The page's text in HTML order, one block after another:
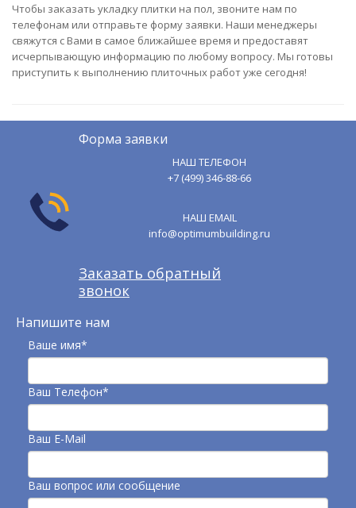
Чтобы заказать укладку плитки на пол, звоните нам по
телефонам или отправьте форму заявки. Наши менеджеры
свяжутся с Вами в самое ближайшее время и предоставят
исчерпывающую информацию по любому вопросу. Мы готовы
приступить к выполнению плиточных работ уже сегодня!
Форма заявки
НАШ ТЕЛЕФОН
+7 (499) 346-88-66
НАШ EMAIL
info@optimumbuilding.ru
Заказать обратный
звонок
Напишите нам
Ваше имя*
Ваш Телефон*
Ваш E-Mail
Ваш вопрос или сообщение